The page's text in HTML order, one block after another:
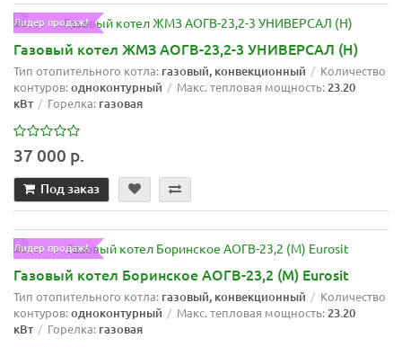
Лидер продаж!
Газовый котел ЖМЗ АОГВ-23,2-3 УНИВЕРСАЛ (Н)
Тип отопительного котла: газовый, конвекционный
Количество
контуров:одноконтурный Макс. тепловая мощность:23.20
кВт
Горелка: газовая
37 000 р.
Под заказ
Лидер продаж!
Газовый котел Боринское АОГВ-23,2 (М) Eurosit
Тип отопительного котла: газовый, конвекционный
Количество
контуров:одноконтурный Макс. тепловая мощность: 23.20
кВт
Горелка: газовая